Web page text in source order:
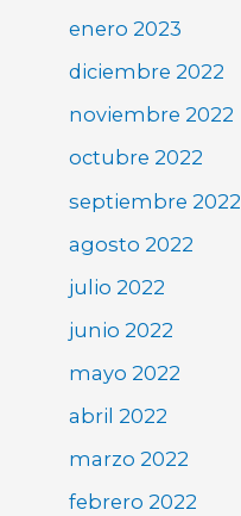
enero 2023
diciembre 2022
noviembre 2022
octubre 2022
septiembre 2022
agosto 2022
julio 2022
junio 2022
mayo 2022
abril 2022
marzo 2022
febrero 2022